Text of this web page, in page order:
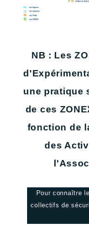
NB : Les
une pratique
de ces
fonction de
des
Pour connaître
collectifs de